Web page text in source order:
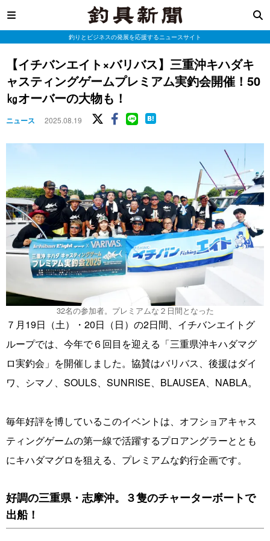
釣りとビジネスの発展を応援するニュースサイト
【イチバンエイト×バリバス】三重沖キハダキ
ャスティングゲームプレミアム実釣会開催！50
㎏オーバーの大物も！
ニュース 2025.08.19
32名の参加者。プレミアムな２日間となった
７月19日（土）・20日（日）の2日間、イチバンエイトグ
ループでは、今年で６回目を迎える「三重県沖キハダマグ
ロ実釣会」を開催しました。協賛はバリバス、後援はダイ
ワ、シマノ、SOULS、SUNRISE、BLAUSEA、NABLA。
毎年好評を博しているこのイベントは、オフショアキャス
ティングゲームの第一線で活躍するプロアングラーととも
にキハダマグロを狙える、プレミアムな釣行企画です。
好調の三重県・志摩沖。３隻のチャーターボートで
出船！